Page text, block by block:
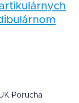
Porucha